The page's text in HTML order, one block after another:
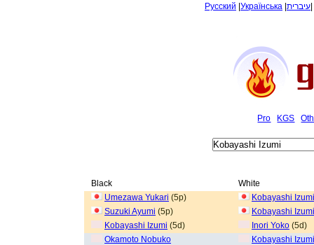
Русский Українська עיברית
Pro KGS
Black
White
Umezawa Yukari (5p)
Kobayashi Izumi
Suzuki Ayumi (5p)
Kobayashi Izumi
Kobayashi Izumi (5d) Inori Yoko (5d)
Okamoto Nobuko
Kobayashi Izumi